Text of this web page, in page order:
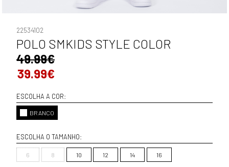
22534102
POLO SMKIDS STYLE COLOR
49.99€
39.99€
ESCOLHA A COR:
BRANCO
ESCOLHA O TAMANHO:
6 8 10 12 14 16